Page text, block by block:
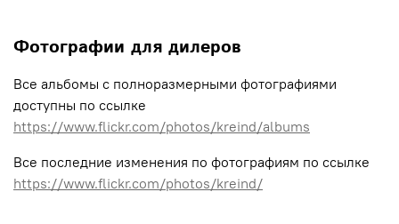
Фотографии для дилеров
Все альбомы с полноразмерными фотографиями
доступны по ссылке
https://www.flickr.com/photos/kreind/albums
Все последние изменения по фотографиям по ссылке
https://www.flickr.com/photos/kreind/